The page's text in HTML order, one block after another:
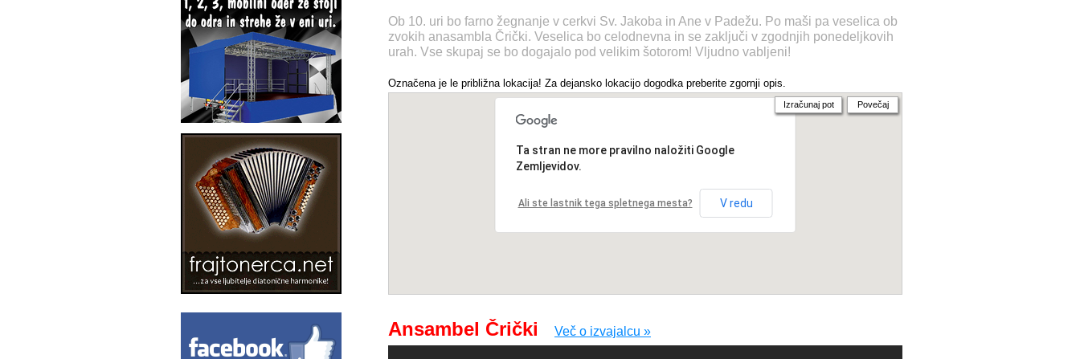
Ob 10. uri bo farno žegnanje v cerkvi Sv. Jakoba in Ane v Padežu. Po maši pa veselica ob
zvokih anasambla Črički. Veselica bo celodnevna in se zaključi v zgodnjih ponedeljkovih
urah. Vse skupaj se bo dogajalo pod velikim šotorom! Vljudno vabljeni!
Označena je le približna lokacija! Za dejansko lokacijo dogodka preberite zgornji opis.
Ta stran ne more pravilno naložiti Google
Zemljevidov.
Ali ste lastnik tega spletnega mesta? V redu
Izračunaj pot Povečaj
Ansambel Črički Več o izvajalcu »